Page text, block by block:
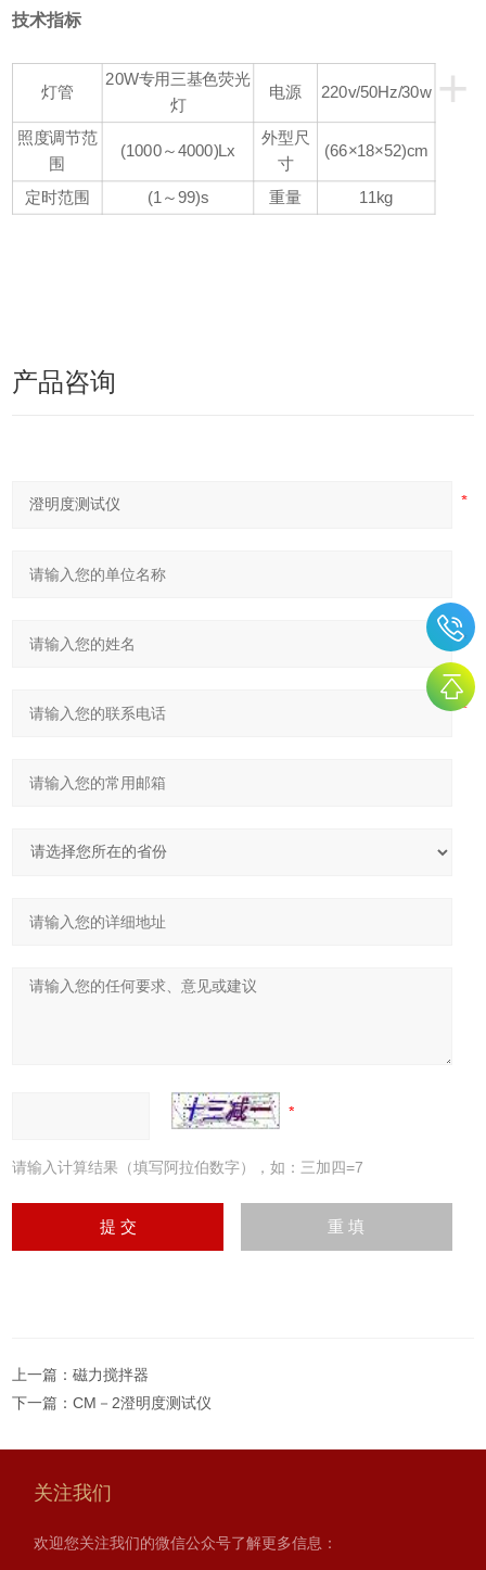
技术指标
+
灯管
20W专用三基色荧光
灯
电源 220v/50Hz/30w
照度调节范
围
(1000～4000)Lx
外型尺
寸
(66×18×52)cm
定时范围 (1～99)s 重量 11kg
产品咨询
请输入计算结果（填写阿拉伯数字），如：三加四=7
上一篇：磁力搅拌器
下一篇：CM－2澄明度测试仪
关注我们
欢迎您关注我们的微信公众号了解更多信息：